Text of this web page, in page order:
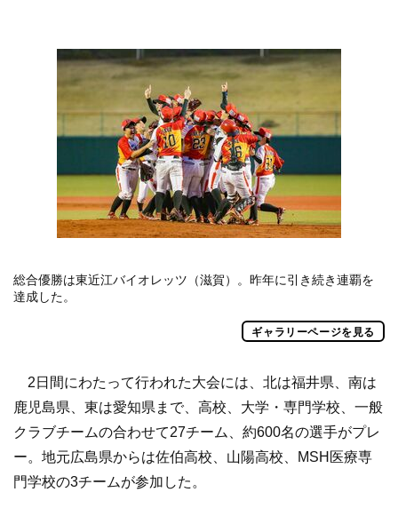
総合優勝は東近江バイオレッツ（滋賀）。昨年に引き続き連覇を
達成した。
ギャラリーページを見る
2日間にわたって行われた大会には、北は福井県、南は
鹿児島県、東は愛知県まで、高校、大学・専門学校、一般
クラブチームの合わせて27チーム、約600名の選手がプレ
ー。地元広島県からは佐伯高校、山陽高校、MSH医療専
門学校の3チームが参加した。